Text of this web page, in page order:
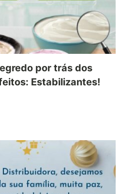
por trás dos
Estabilizantes!